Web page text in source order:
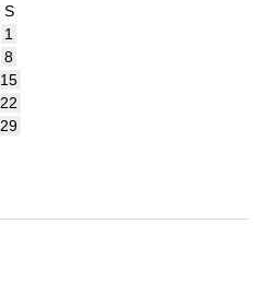
S
1
8
15
22
29